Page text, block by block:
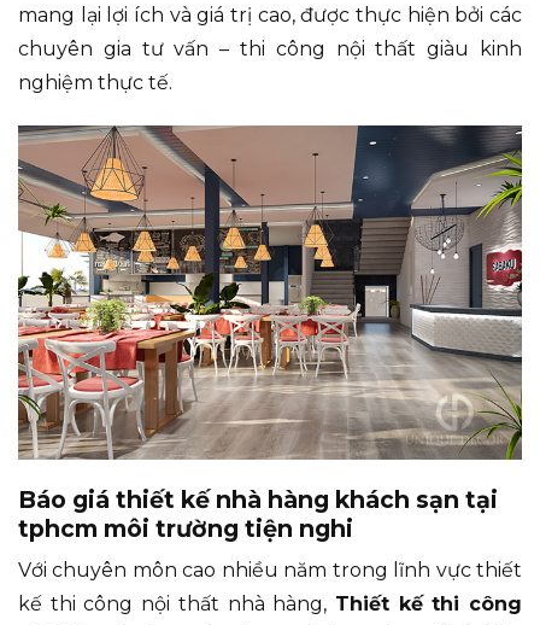
mang lại lợi ích và giá trị cao, được thực hiện bởi các
chuyên gia tư vấn – thi công nội thất giàu kinh
nghiệm thực tế.
Báo giá thiết kế nhà hàng khách sạn tại
tphcm môi trường tiện nghi
Với chuyên môn cao nhiều năm trong lĩnh vực thiết
kế thi công nội thất nhà hàng, Thiết kế thi công